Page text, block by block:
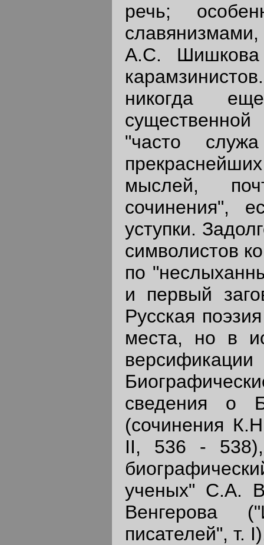
речь;
А.С.
никогда
"часто
мыслей,
сочинения",
уступки.
символистов
по
и первый
Русская
места, но в
сведения о
(сочинения
II, 536 -
ученых" С.А.
Венгерова
писателей", т.